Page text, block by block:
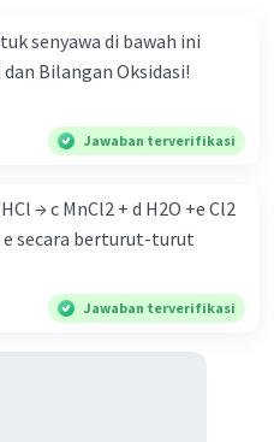
V senyawa di bawah ini
Bilangan Oksidasi!
Jawaban terverifikasi
→ c MnCl2 + d H2O +e Cl2
e secara berturut-turut
Jawaban terverifikasi